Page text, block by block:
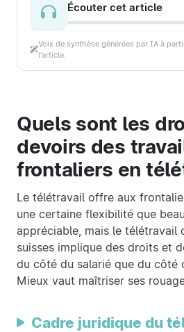
Écouter cet article
Voix de synthèse générées par IA à
l'article.
Quels sont les
devoirs des
frontaliers en
Le télétravail offre aux
une certaine flexibilité que
appréciable, mais le télétravail
suisses implique des droits et
du côté du salarié que du côté
Mieux vaut maîtriser ses
Cadre juridique du